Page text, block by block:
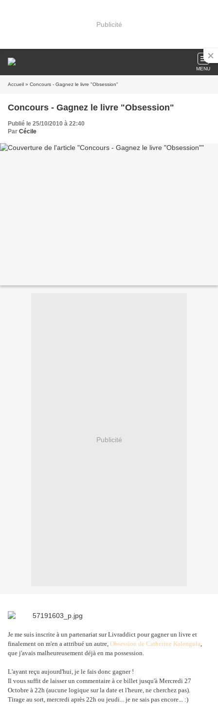
Publicité
MENU
Accueil » Concours - Gagnez le livre "Obsession"
Concours - Gagnez le livre "Obsession"
Publié le 25/10/2010 à 22:40
Par Cécile
Publicité
Je me suis inscrite à un partenariat sur Livraddict pour gagner un livre et
finalement on m'en a attribué un autre, Obsession de Catherine Kalengula,
que j'avais malheureusement déjà en ma possession.
L'ayant reçu aujourd'hui, je le fais donc gagner !
Il vous suffit de laisser un commentaire à ce billet jusqu'à Mercredi 27
Octobre à 22h (aucune logique sur la date et l'heure, ne cherchez pas).
Tirage au sort, mercredi après 22h ou jeudi... je ne sais pas encore... :)